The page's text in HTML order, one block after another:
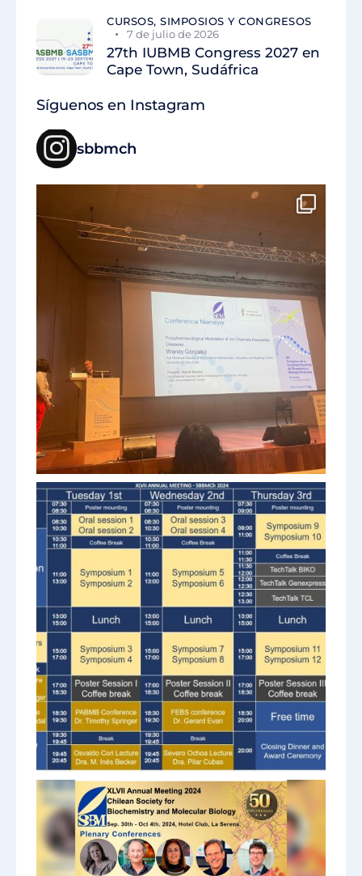
CURSOS, SIMPOSIOS Y CONGRESOS
7 de julio de 2026
27th IUBMB Congress 2027 en
Cape Town, Sudáfrica
Síguenos en Instagram
sbbmch